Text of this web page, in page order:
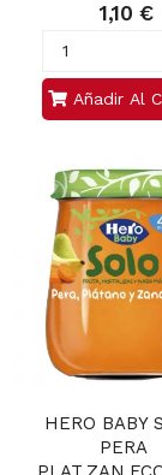
1,10 €
Añadir Al
HERO BABY
PERA